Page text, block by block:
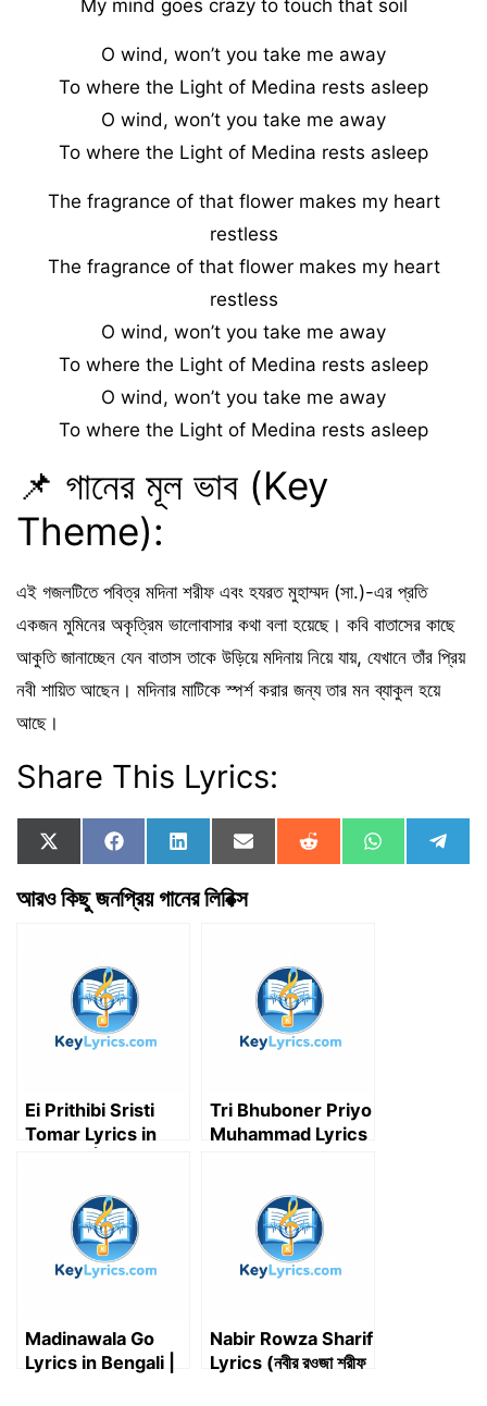
My mind goes crazy to touch that soil
O wind, won’t you take me away
To where the Light of Medina rests asleep
O wind, won’t you take me away
To where the Light of Medina rests asleep
The fragrance of that flower makes my heart
restless
The fragrance of that flower makes my heart
restless
O wind, won’t you take me away
To where the Light of Medina rests asleep
O wind, won’t you take me away
To where the Light of Medina rests asleep
📌 গানের মূল ভাব (Key
Theme):
এই গজলটিতে পবিত্র মদিনা শরীফ এবং হযরত মুহাম্মদ (সা.)-এর প্রতি
একজন মুমিনের অকৃত্রিম ভালোবাসার কথা বলা হয়েছে। কবি বাতাসের কাছে
আকুতি জানাচ্ছেন যেন বাতাস তাকে উড়িয়ে মদিনায় নিয়ে যায়, যেখানে তাঁর প্রিয়
নবী শায়িত আছেন। মদিনার মাটিকে স্পর্শ করার জন্য তার মন ব্যাকুল হয়ে
আছে।
Share This Lyrics:
Share
on
X
(
T
w
Share
on
F
a
c
e
k
Share
on
L
i
k
Share
on
E
m
Share
on
R
e
Share
on
W
h
on
e
আরও কিছু জনপ্রিয় গানের লিরিক্স
Ei Prithibi Sristi
Tomar Lyrics in
Tri Bhuboner Priyo
Muhammad Lyrics
Madinawala Go
Lyrics in Bengali |
Nabir Rowza Sharif
Lyrics (নবীর রওজা শরীফ